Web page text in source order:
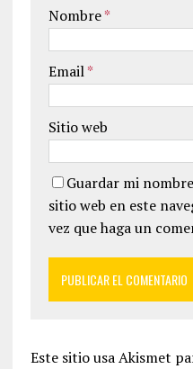
Nombre*
Email*
Sitio web
Guardar mi
sitio web en este
vez que haga un
Este sitio usa Akismet